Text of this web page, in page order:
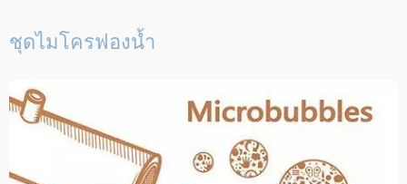
ชุดไมโครฟองน้ำ